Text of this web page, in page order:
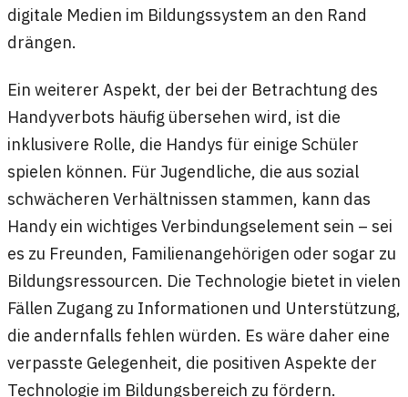
digitale Medien im Bildungssystem an den Rand
drängen.
Ein weiterer Aspekt, der bei der Betrachtung des
Handyverbots häufig übersehen wird, ist die
inklusivere Rolle, die Handys für einige Schüler
spielen können. Für Jugendliche, die aus sozial
schwächeren Verhältnissen stammen, kann das
Handy ein wichtiges Verbindungselement sein – sei
es zu Freunden, Familienangehörigen oder sogar zu
Bildungsressourcen. Die Technologie bietet in vielen
Fällen Zugang zu Informationen und Unterstützung,
die andernfalls fehlen würden. Es wäre daher eine
verpasste Gelegenheit, die positiven Aspekte der
Technologie im Bildungsbereich zu fördern.